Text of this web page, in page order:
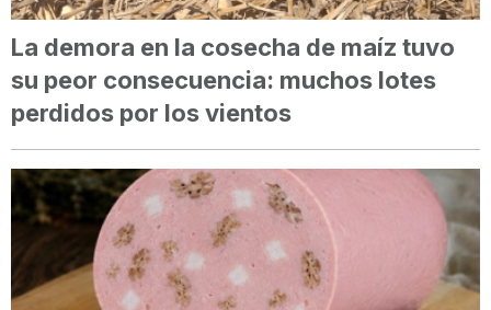
La demora en la cosecha de maíz tuvo
su peor consecuencia: muchos lotes
perdidos por los vientos